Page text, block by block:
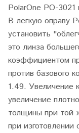
PolarOne PO-3021
В легкую оправу
установить
это линза
коэффициентом
против базового
1.49. Увеличение
увеличение
толщины при той
при